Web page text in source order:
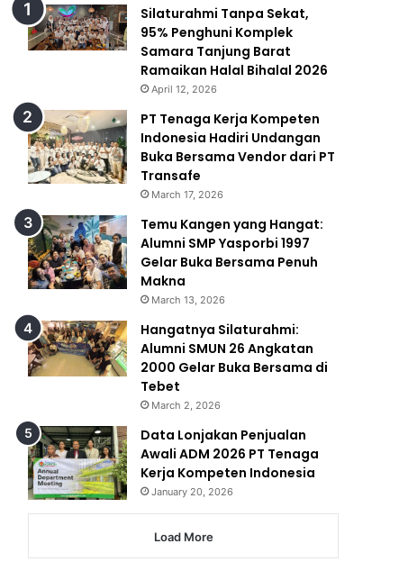
Silaturahmi Tanpa Sekat,
95% Penghuni Komplek
Samara Tanjung Barat
Ramaikan Halal Bihalal 2026
April 12, 2026
PT Tenaga Kerja Kompeten
Indonesia Hadiri Undangan
Buka Bersama Vendor dari PT
Transafe
March 17, 2026
Temu Kangen yang Hangat:
Alumni SMP Yasporbi 1997
Gelar Buka Bersama Penuh
Makna
March 13, 2026
Hangatnya Silaturahmi:
Alumni SMUN 26 Angkatan
2000 Gelar Buka Bersama di
Tebet
March 2, 2026
Data Lonjakan Penjualan
Awali ADM 2026 PT Tenaga
Kerja Kompeten Indonesia
January 20, 2026
Load More